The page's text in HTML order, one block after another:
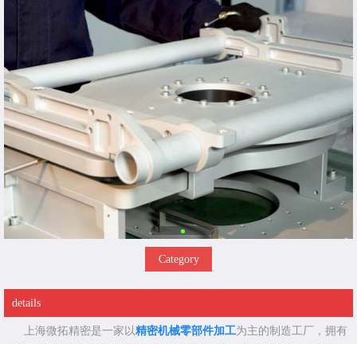
Category
details
上海微拓精密是一家以精密机械零部件加工为主的制造工厂，拥有